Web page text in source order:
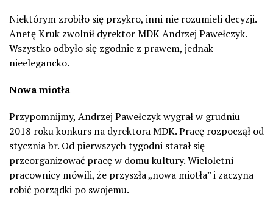
Niektórym zrobiło się przykro, inni nie rozumieli decyzji.
Anetę Kruk zwolnił dyrektor MDK Andrzej Pawełczyk.
Wszystko odbyło się zgodnie z prawem, jednak
nieelegancko.
Nowa miotła
Przypomnijmy, Andrzej Pawełczyk wygrał w grudniu
2018 roku konkurs na dyrektora MDK. Pracę rozpoczął od
stycznia br. Od pierwszych tygodni starał się
przeorganizować pracę w domu kultury. Wieloletni
pracownicy mówili, że przyszła „nowa miotła” i zaczyna
robić porządki po swojemu.